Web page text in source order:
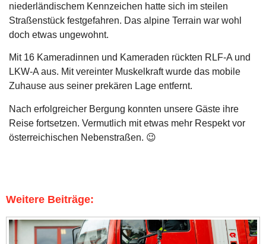
niederländischem Kennzeichen hatte sich im steilen
Straßenstück festgefahren. Das alpine Terrain war wohl
doch etwas ungewohnt.
Mit 16 Kameradinnen und Kameraden rückten RLF-A und
LKW-A aus. Mit vereinter Muskelkraft wurde das mobile
Zuhause aus seiner prekären Lage entfernt.
Nach erfolgreicher Bergung konnten unsere Gäste ihre
Reise fortsetzen. Vermutlich mit etwas mehr Respekt vor
österreichischen Nebenstraßen. 😉
Weitere Beiträge: